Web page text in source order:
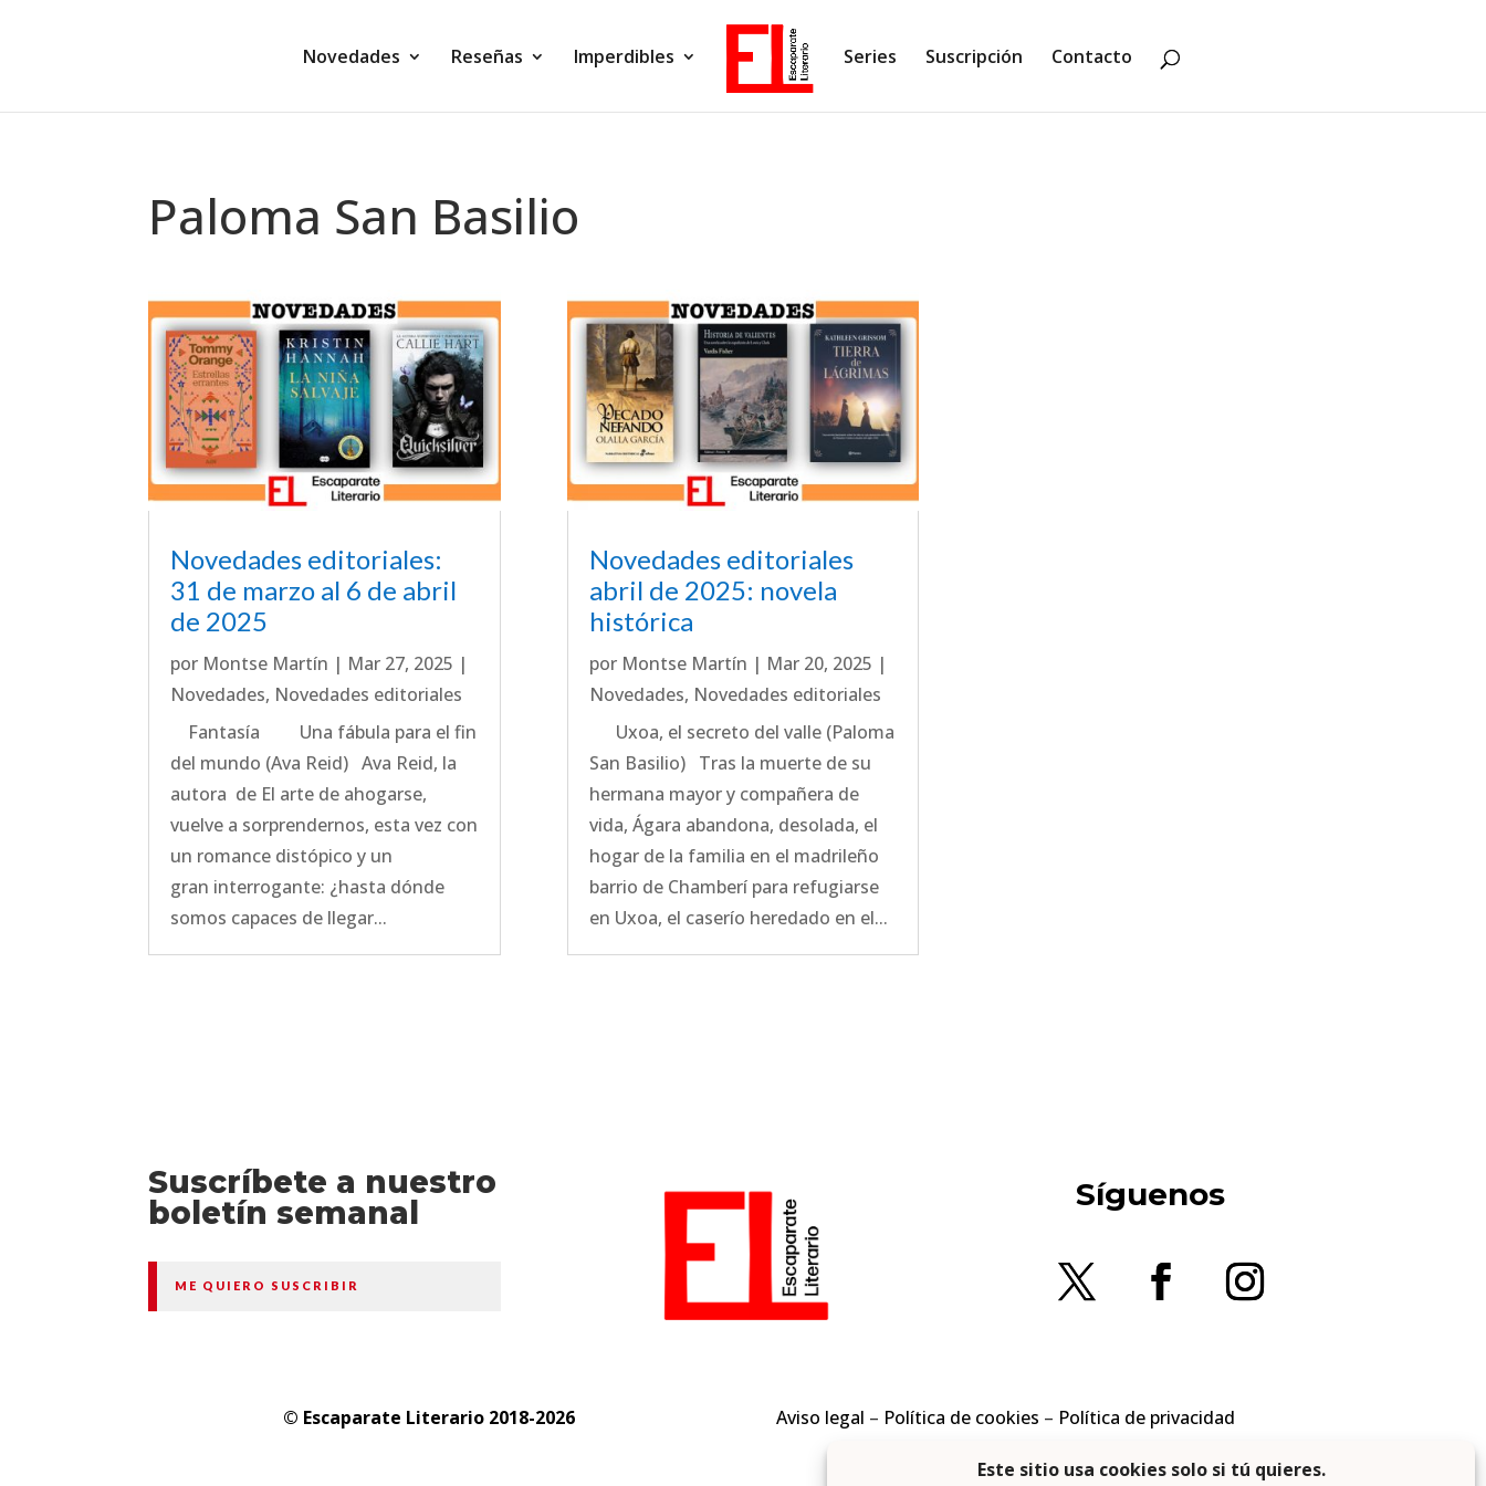
Novedades Reseñas Imperdibles Series Suscripción Contacto
Paloma San Basilio
Novedades editoriales:
31 de marzo al 6 de abril
de 2025
por Montse Martín | Mar 27, 2025 |
Novedades, Novedades editoriales
Fantasía Una fábula para el fin
del mundo (Ava Reid) Ava Reid, la
autora de El arte de ahogarse,
vuelve a sorprendernos, esta vez con
un romance distópico y un
gran interrogante: ¿hasta dónde
somos capaces de llegar...
Novedades editoriales
abril de 2025: novela
histórica
por Montse Martín | Mar 20, 2025 |
Novedades, Novedades editoriales
Uxoa, el secreto del valle (Paloma
San Basilio) Tras la muerte de su
hermana mayor y compañera de
vida, Ágara abandona, desolada, el
hogar de la familia en el madrileño
barrio de Chamberí para refugiarse
en Uxoa, el caserío heredado en el...
Suscríbete a nuestro
boletín semanal
ME QUIERO SUSCRIBIR
Síguenos
© Escaparate Literario 2018-2026 Aviso legal – Política de cookies – Política de privacidad